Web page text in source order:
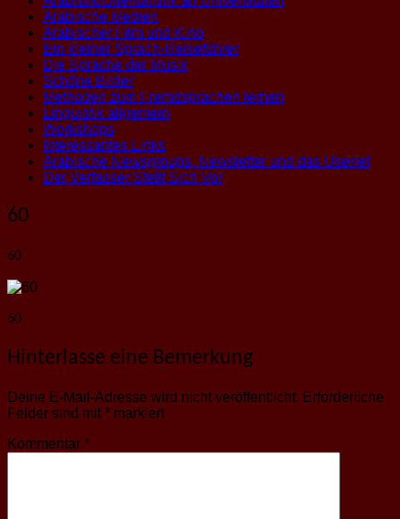
Arabische Medien
Arabischer Film und Kino
Ein kleiner Sprach-Reiseführer
Die Sprache der Musik
Schöne Bilder
Methoden zum Fremdsprachen lernen
Linguistik allgemein
Workshops
Interessantes Links
Arabische Newsgroups, Newsletter und das Usenet
Der Verfasser Stellt Sich Vor
60
60
60
Hinterlasse eine Bemerkung
Deine E-Mail-Adresse wird nicht veröffentlicht. Erforderliche
Felder sind mit * markiert
Kommentar *